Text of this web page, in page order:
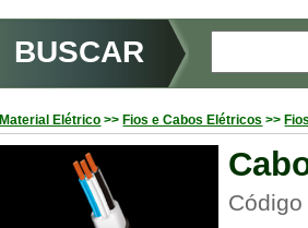
BUSCAR
Material Elétrico >> Fios e Cabos Elétricos >>